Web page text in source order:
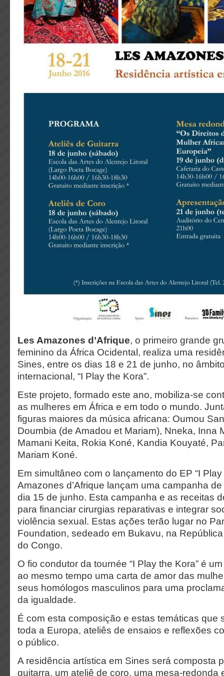
Les Amazones d’Afrique, o primeiro grande
feminino da África Ocidental, realiza uma
Sines, entre os dias 18 e 21 de junho, no
internacional, “I Play the Kora”.
Este projeto, formado este ano, mobiliza-se
as mulheres em África e em todo o mundo.
figuras maiores da música africana: Oumou
Doumbia (de Amadou et Mariam), Nneka, Inna
Mamani Keita, Rokia Koné, Kandia Kouyaté,
Mariam Koné.
Em simultâneo com o lançamento do EP “I Play
Amazones d’Afrique lançam uma campanha de
dia 15 de junho. Esta campanha e as receitas
para financiar cirurgias reparativas e integrar
violência sexual. Estas ações terão lugar no
Foundation, sedeado em Bukavu, na
do Congo.
O fio condutor da tournée “I Play the Kora” é
ao mesmo tempo uma carta de amor das
seus homólogos masculinos para uma
da igualdade.
É com esta composição e estas temáticas que
toda a Europa, ateliês de ensaios e reflexões
o público.
A residência artística em Sines será composta
guitarra, um ateliê de coro, uma mesa-redonda